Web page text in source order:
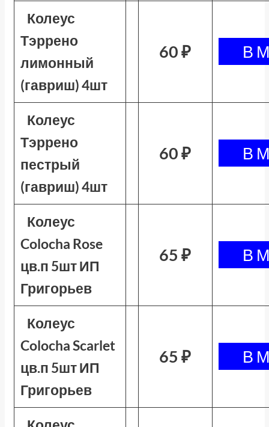
Колеус
Тэррено
лимонный
(гавриш) 4шт
60 ₽
Колеус
Тэррено
пестрый
(гавриш) 4шт
60 ₽
Колеус
Colocha Rose
цв.п 5шт ИП
Григорьев
65 ₽
Колеус
Colocha Scarlet
цв.п 5шт ИП
Григорьев
65 ₽